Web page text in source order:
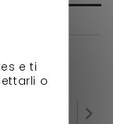
e ti
o